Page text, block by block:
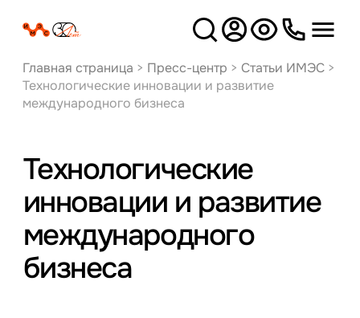
Версия
для слабовидящих
Главная страница > Пресс-центр > Статьи ИМЭС>
Технологические инновации и развитие
международного бизнеса
Технологические
инновации и развитие
международного
бизнеса